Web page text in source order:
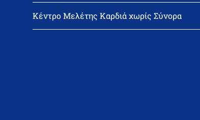
email: info@leonteiosns.gr
Κέντρο Μελέτης Καρδιά χωρίς Σύνορα